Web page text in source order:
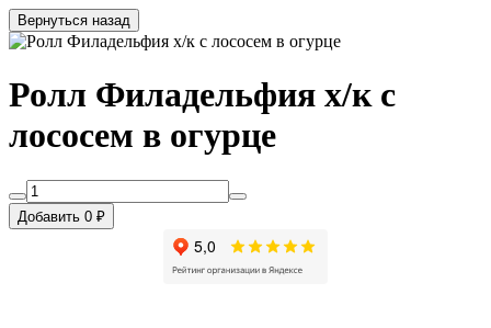
Вернуться назад
Ролл Филадельфия х/к c
лососем в огурце
Добавить 0 ₽